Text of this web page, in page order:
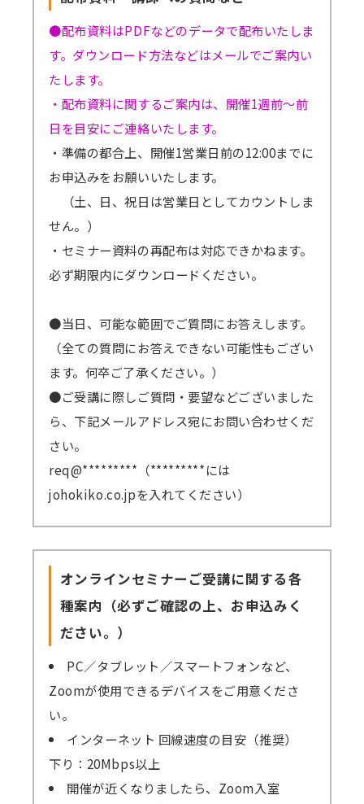
●配布資料はPDFなどのデータで配布いたしま
す。ダウンロード方法などはメールでご案内い
たします。
・配布資料に関するご案内は、開催1週前～前
日を目安にご連絡いたします。
・準備の都合上、開催1営業日前の12:00までに
お申込みをお願いいたします。
（土、日、祝日は営業日としてカウントしま
せん。）
・セミナー資料の再配布は対応できかねます。
必ず期限内にダウンロードください。
●当日、可能な範囲でご質問にお答えします。
（全ての質問にお答えできない可能性もござい
ます。何卒ご了承ください。）
●ご受講に際しご質問・要望などございました
ら、下記メールアドレス宛にお問い合わせくだ
さい。
req@*********（*********には
johokiko.co.jpを入れてください）
オンラインセミナーご受講に関する各
種案内（必ずご確認の上、お申込みく
ださい。）
PC／タブレット／スマートフォンなど、
Zoomが使用できるデバイスをご用意くださ
い。
インターネット 回線速度の目安（推奨）
下り：20Mbps以上
開催が近くなりましたら、Zoom入室